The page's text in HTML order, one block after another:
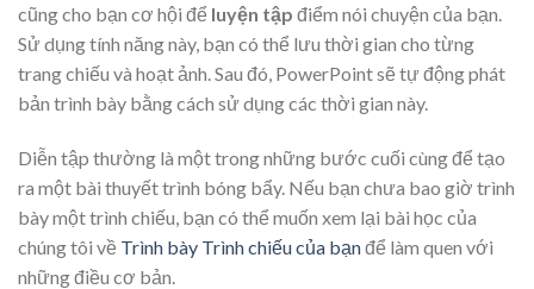
cũng cho bạn cơ hội để luyện tập điểm nói chuyện của bạn.
Sử dụng tính năng này, bạn có thể lưu thời gian cho từng
trang chiếu và hoạt ảnh. Sau đó, PowerPoint sẽ tự động phát
bản trình bày bằng cách sử dụng các thời gian này.
Diễn tập thường là một trong những bước cuối cùng để tạo
ra một bài thuyết trình bóng bẩy. Nếu bạn chưa bao giờ trình
bày một trình chiếu, bạn có thể muốn xem lại bài học của
chúng tôi về Trình bày Trình chiếu của bạnđể làm quen với
những điều cơ bản.